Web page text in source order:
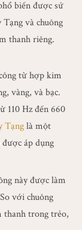
biến được sử
và chuông
thanh riêng.
từ hợp kim
vàng, và bạc.
110 Hz đến 660
Tạnglà một
áp dụng
này được làm
với chuông
thanh trong trẻo,